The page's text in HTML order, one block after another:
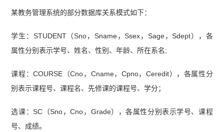
某教务管理系统的部分数据库关系模式如下：
学生：STUDENT（Sno，Sname，Ssex，Sage，Sdept），各
属性分别表示学号、姓名、性别、年龄、所在系名;
课程：COURSE（Cno，Cname，Cpno，Ceredit），各属性分
别表示课程号、课程名、先修课的课程号、学分；
选课：SC（Sno，Cno，Grade），各属性分别表示学号、课程
号、成绩。